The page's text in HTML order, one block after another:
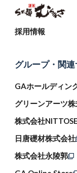
採用情報
グループ・関連
GAホールディン
グリーンアーツ
株式会社
日唐礎材株式会社
株式会社永陵郭